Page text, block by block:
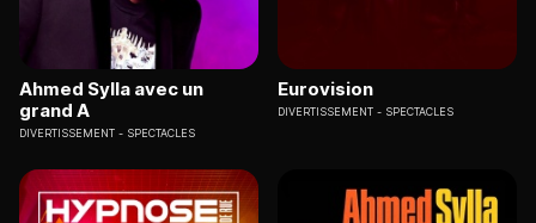
Ahmed Sylla avec un
grand A
DIVERTISSEMENT SPECTACLES
Eurovision
DIVERTISSEMENT SPECTACLES